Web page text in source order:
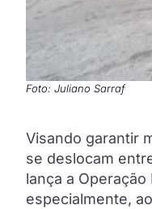
Foto: Juliano Sarraf
Visando garantir
se deslocam
lança a
especialmente,